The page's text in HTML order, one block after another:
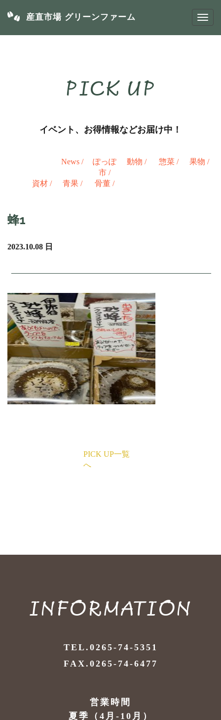
産直市場 グリーンファーム
PICK UP
イベント、お得情報などお届け中！
News /
ぽっぽ
市 /
動物 / 惣菜 / 果物 /
資材 / 青果 / 骨董 /
蜂1
2023.10.08 日
PICK UP一覧
へ
INFORMATION
TEL.0265-74-5351
FAX.0265-74-6477
営業時間
夏季（4月-10月）